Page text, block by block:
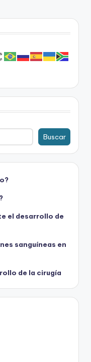
Buscar
el desarrollo de
sanguíneas en
de la cirugía